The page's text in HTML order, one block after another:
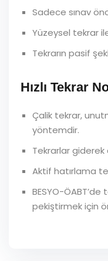
Sadece sınav
Yüzeysel tekrar
Tekrarın pasif
Hızlı Tekrar
Çalik tekrar,
yöntemdir.
Tekrarlar giderek
Aktif hatırlama
BESYO-
pekiştirmek için